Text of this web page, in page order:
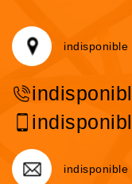
indisponible
indisponible